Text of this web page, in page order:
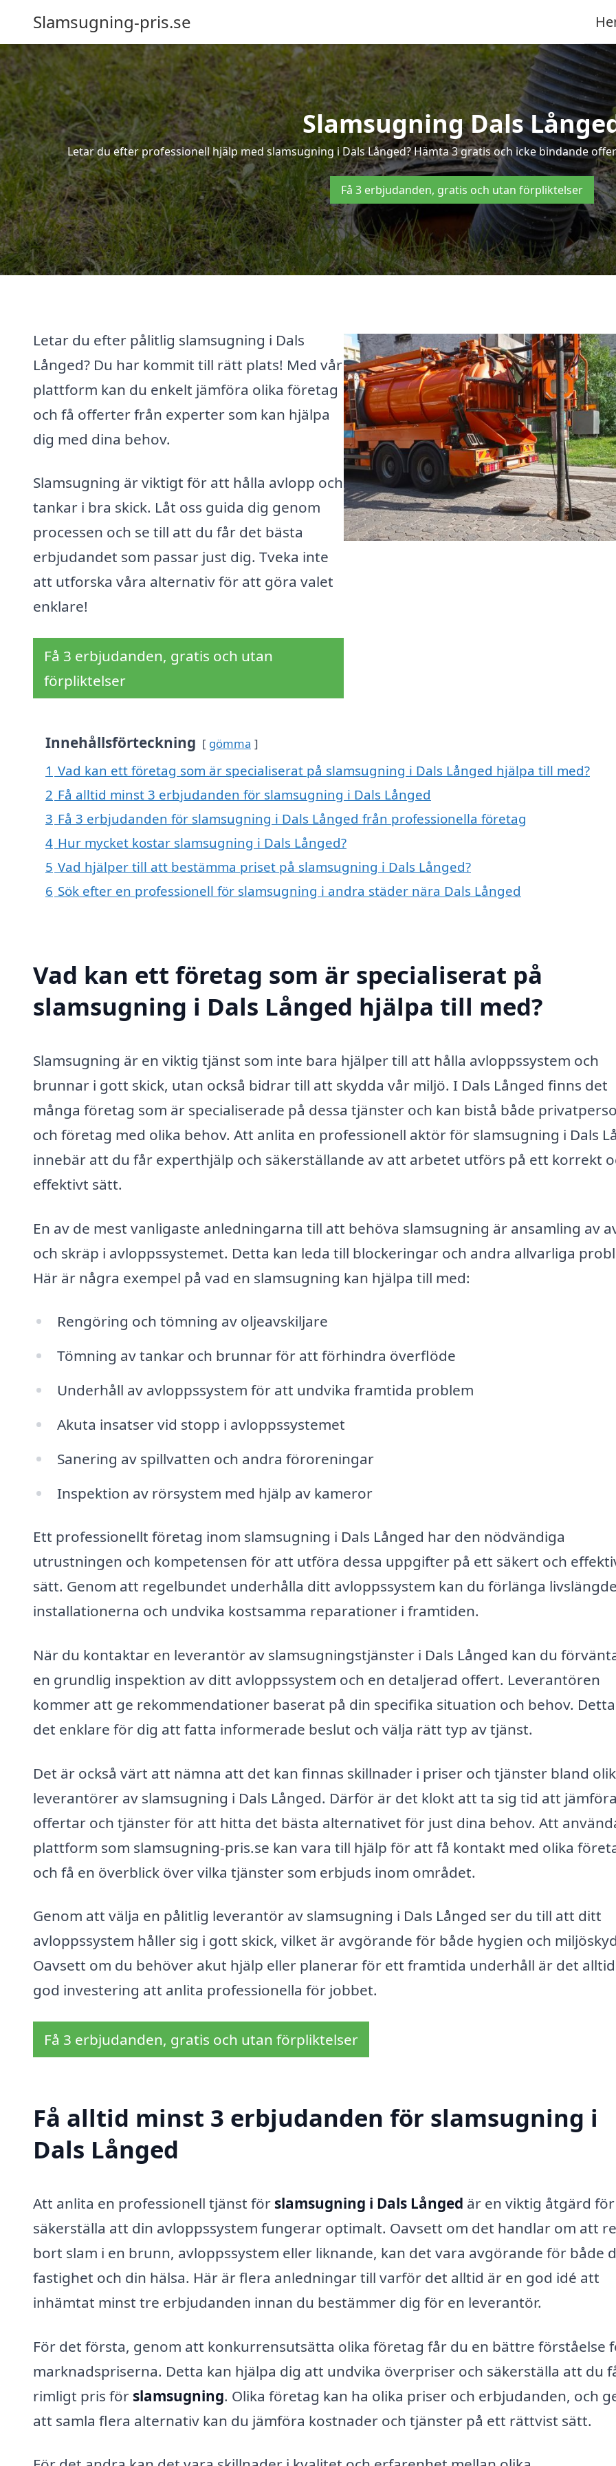
Slamsugning-pris.se
Slamsugning Dals
Letar du efter professionell hjälp med slamsugning i Dals Långed? Hämta 3 gratis och icke bindande
Få 3 erbjudanden, gratis och utan förpliktelser
Letar du efter pålitlig slamsugning i Dals
Långed? Du har kommit till rätt plats! Med vår
plattform kan du enkelt jämföra olika företag
och få offerter från experter som kan hjälpa
dig med dina behov.
Slamsugning är viktigt för att hålla avlopp och
tankar i bra skick. Låt oss guida dig genom
processen och se till att du får det bästa
erbjudandet som passar just dig. Tveka inte
att utforska våra alternativ för att göra valet
enklare!
Få 3 erbjudanden, gratis och utan
förpliktelser
Innehållsförteckning gömma
1 Vad kan ett företag som är specialiserat på slamsugning i Dals Långed hjälpa till med?
2 Få alltid minst 3 erbjudanden för slamsugning i Dals Långed
3 Få 3 erbjudanden för slamsugning i Dals Långed från professionella företag
4 Hur mycket kostar slamsugning i Dals Långed?
5 Vad hjälper till att bestämma priset på slamsugning i Dals Långed?
6 Sök efter en professionell för slamsugning i andra städer nära Dals Långed
Vad kan ett företag som är specialiserat på
slamsugning i Dals Långed hjälpa till med?
Slamsugning är en viktig tjänst som inte bara hjälper till att hålla avloppssystem och
brunnar i gott skick, utan också bidrar till att skydda vår miljö. I Dals Långed finns det
många företag som är specialiserade på dessa tjänster och kan bistå både
och företag med olika behov. Att anlita en professionell aktör för slamsugning i Dals
innebär att du får experthjälp och säkerställande av att arbetet utförs på ett korrekt
effektivt sätt.
En av de mest vanligaste anledningarna till att behöva slamsugning är ansamling av
och skräp i avloppssystemet. Detta kan leda till blockeringar och andra allvarliga
Här är några exempel på vad en slamsugning kan hjälpa till med:
Rengöring och tömning av oljeavskiljare
Tömning av tankar och brunnar för att förhindra överflöde
Underhåll av avloppssystem för att undvika framtida problem
Akuta insatser vid stopp i avloppssystemet
Sanering av spillvatten och andra föroreningar
Inspektion av rörsystem med hjälp av kameror
Ett professionellt företag inom slamsugning i Dals Långed har den nödvändiga
utrustningen och kompetensen för att utföra dessa uppgifter på ett säkert och
sätt. Genom att regelbundet underhålla ditt avloppssystem kan du förlänga
installationerna och undvika kostsamma reparationer i framtiden.
När du kontaktar en leverantör av slamsugningstjänster i Dals Långed kan du
en grundlig inspektion av ditt avloppssystem och en detaljerad offert. Leverantören
kommer att ge rekommendationer baserat på din specifika situation och behov.
det enklare för dig att fatta informerade beslut och välja rätt typ av tjänst.
Det är också värt att nämna att det kan finnas skillnader i priser och tjänster bland
leverantörer av slamsugning i Dals Långed. Därför är det klokt att ta sig tid att
offertar och tjänster för att hitta det bästa alternativet för just dina behov. Att
plattform som slamsugning-pris.se kan vara till hjälp för att få kontakt med olika
och få en överblick över vilka tjänster som erbjuds inom området.
Genom att välja en pålitlig leverantör av slamsugning i Dals Långed ser du till att ditt
avloppssystem håller sig i gott skick, vilket är avgörande för både hygien och
Oavsett om du behöver akut hjälp eller planerar för ett framtida underhåll är det
god investering att anlita professionella för jobbet.
Få 3 erbjudanden, gratis och utan förpliktelser
Få alltid minst 3 erbjudanden för slamsugning i
Dals Långed
Att anlita en professionell tjänst för slamsugning i Dals Långed är en viktig åtgärd
säkerställa att din avloppssystem fungerar optimalt. Oavsett om det handlar om att
bort slam i en brunn, avloppssystem eller liknande, kan det vara avgörande för både
fastighet och din hälsa. Här är flera anledningar till varför det alltid är en god idé att
inhämtat minst tre erbjudanden innan du bestämmer dig för en leverantör.
För det första, genom att konkurrensutsätta olika företag får du en bättre förståelse
marknadspriserna. Detta kan hjälpa dig att undvika överpriser och säkerställa att du
rimligt pris för slamsugning. Olika företag kan ha olika priser och erbjudanden, och
att samla flera alternativ kan du jämföra kostnader och tjänster på ett rättvist sätt.